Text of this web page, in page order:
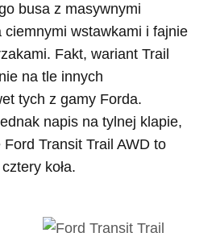
busa z masywnymi
ciemnymi wstawkami i fajnie
Fakt, wariant Trail
na tle innych
tych z gamy Forda.
napis na tylnej klapie,
Transit Trail AWD to
koła.